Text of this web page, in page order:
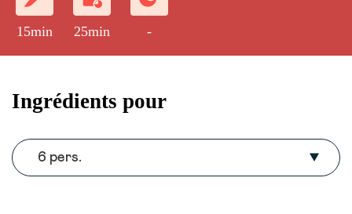
15min 25min -
Ingrédients pour
6 pers.